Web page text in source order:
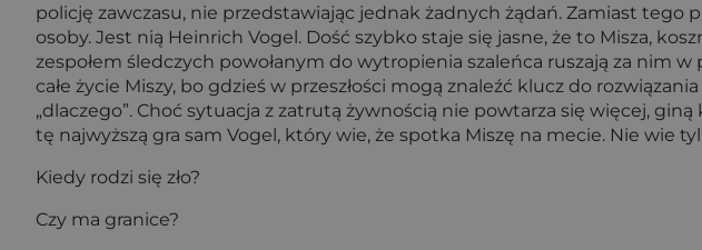
policję zawczasu, nie przedstawiając jednak żadnych żądań. Zamiast
osoby. Jest nią Heinrich Vogel. Dość szybko staje się jasne, że to Misza,
zespołem śledczych powołanym do wytropienia szaleńca ruszają za nim
całe życie Miszy, bo gdzieś w przeszłości mogą znaleźć klucz do
„dlaczego”. Choć sytuacja z zatrutą żywnością nie powtarza się więcej,
tę najwyższą gra sam Vogel, który wie, że spotka Miszę na mecie. Nie wie
Kiedy rodzi się zło?
Czy ma granice?